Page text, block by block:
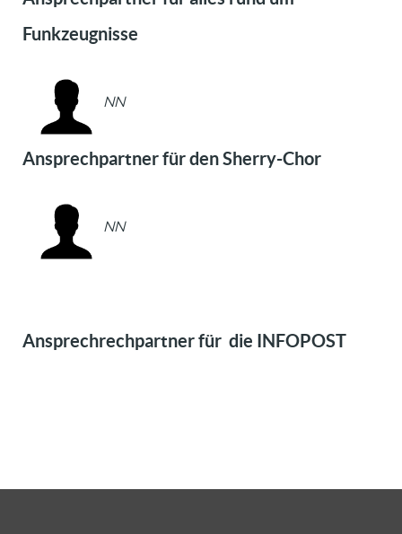
Funkzeugnisse
NN
Ansprechpartner für den Sherry-Chor
NN
Ansprechrechpartner für die INFOPOST